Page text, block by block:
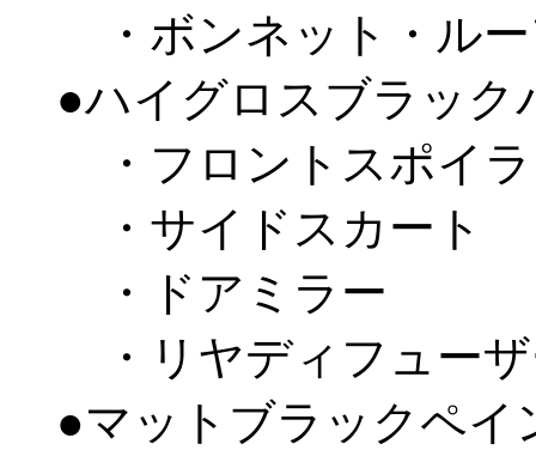
・ボンネット・ルー
●ハイグロスブラック
・フロントスポイラ
・サイドスカート
・ドアミラー
・リヤディフューザ
●マットブラックペイ